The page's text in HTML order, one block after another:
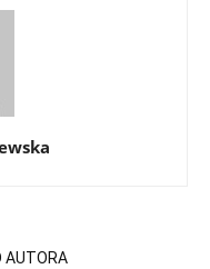
AUTORA